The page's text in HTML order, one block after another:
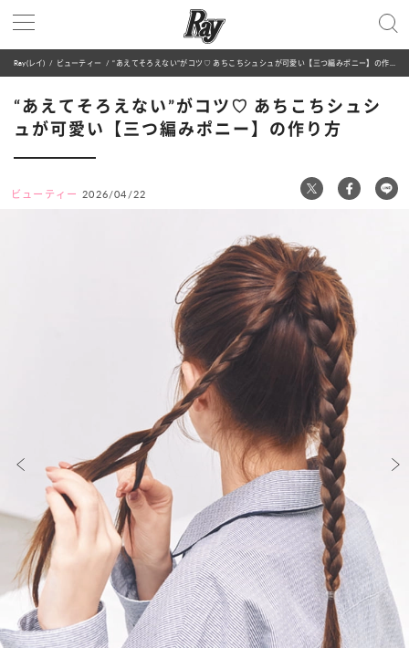
Ray(レイ) ビューティー “あえてそろえない”がコツ♡ あちこちシュシュが可愛い【三つ編みポニー】の作り方
“あえてそろえない”がコツ♡ あちこちシュシ
ュが可愛い【三つ編みポニー】の作り方
ビューティー 2026/04/22